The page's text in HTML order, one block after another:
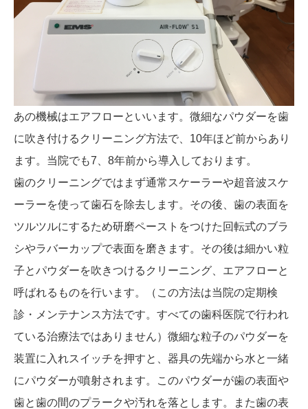
あの機械はエアフローといいます。微細なパウダーを歯
に吹き付けるクリーニング方法で、10年ほど前からあり
ます。当院でも7、8年前から導入しております。
歯のクリーニングではまず通常スケーラーや超音波スケ
ーラーを使って歯石を除去します。その後、歯の表面を
ツルツルにするため研磨ペーストをつけた回転式のブラ
シやラバーカップで表面を磨きます。その後は細かい粒
子とパウダーを吹きつけるクリーニング、エアフローと
呼ばれるものを行います。（この方法は当院の定期検
診・メンテナンス方法です。すべての歯科医院で行われ
ている治療法ではありません）微細な粒子のパウダーを
装置に入れスイッチを押すと、器具の先端から水と一緒
にパウダーが噴射されます。このパウダーが歯の表面や
歯と歯の間のプラークや汚れを落とします。また歯の表